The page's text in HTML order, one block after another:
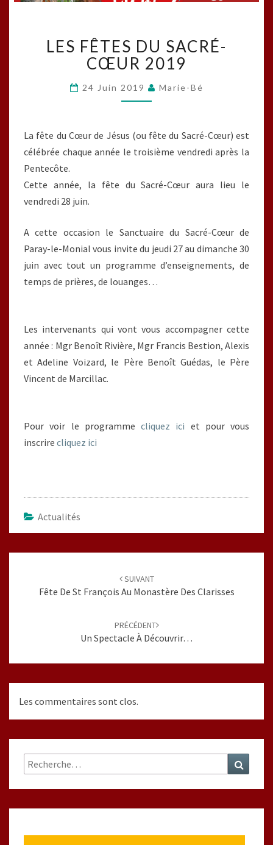
FÊTES
DU
SACRÉ-
CŒUR
2019
LES FÊTES DU SACRÉ-
CŒUR 2019
24 Juin 2019 Marie-Bé
La fête du Cœur de Jésus (ou fête du Sacré-Cœur) est
célébrée chaque année le troisième vendredi après la
Pentecôte.
Cette année, la fête du Sacré-Cœur aura lieu le
vendredi 28 juin.
A cette occasion le Sanctuaire du Sacré-Cœur de
Paray-le-Monial vous invite du jeudi 27 au dimanche 30
juin avec tout un programme d’enseignements, de
temps de prières, de louanges…
Les intervenants qui vont vous accompagner cette
année : Mgr Benoît Rivière, Mgr Francis Bestion, Alexis
et Adeline Voizard, le Père Benoît Guédas, le Père
Vincent de Marcillac.
Pour voir le programme cliquez ici et pour vous
inscrire cliquez ici
Actualités
SUIVANT
Fête De St François Au Monastère Des Clarisses
PRÉCÉDENT
Un Spectacle À Découvrir…
Les commentaires sont clos.
Rechercher :